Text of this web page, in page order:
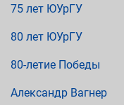
75 лет ЮУрГУ
80 лет ЮУрГУ
80-летие Победы
Александр Вагнер